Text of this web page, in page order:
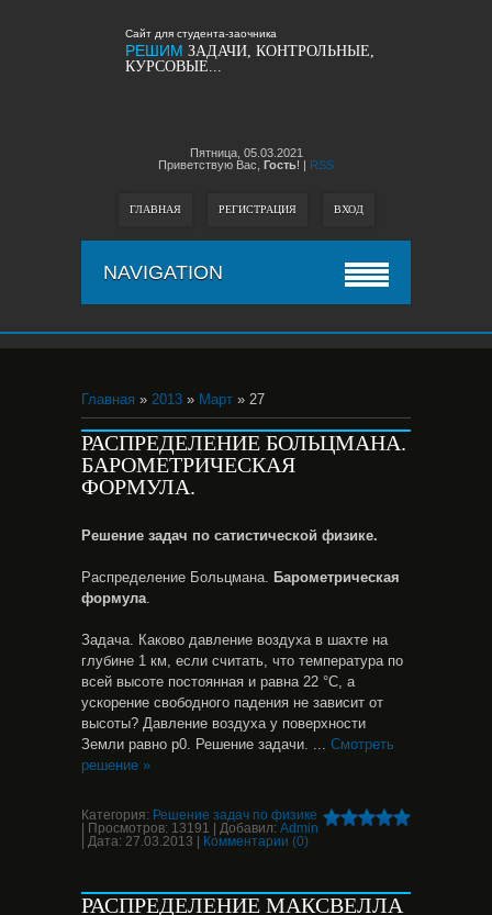
Сайт для студента-заочника
РЕШИМ ЗАДАЧИ, КОНТРОЛЬНЫЕ,
КУРСОВЫЕ...
Пятница, 05.03.2021
Приветствую Вас, Гость! | RSS
ГЛАВНАЯ РЕГИСТРАЦИЯ ВХОД
NAVIGATION
Главная » 2013 » Март » 27
РАСПРЕДЕЛЕНИЕ БОЛЬЦМАНА.
БАРОМЕТРИЧЕСКАЯ
ФОРМУЛА.
Решение задач по сатистической физике.
Распределение Больцмана. Барометрическая
формула.
Задача. Каково давление воздуха в шахте на
глубине 1 км, если считать, что температура по
всей высоте постоянная и равна 22 °С, а
ускорение свободного падения не зависит от
высоты? Давление воздуха у поверхности
Земли равно p0. Решение задачи. ... Смотреть
решение »
Категория: Решение задач по физике
Просмотров: 13191 Добавил: Admin
Дата: 27.03.2013 Комментарии (0)
РАСПРЕДЕЛЕНИЕ МАКСВЕЛЛА